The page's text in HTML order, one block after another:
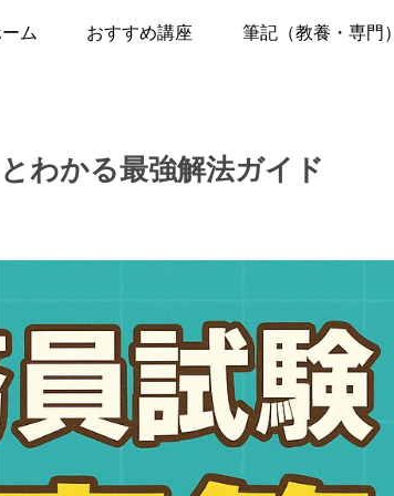
ム おすすめ講座 筆記（教養・専門）
わかる最強解法ガイド